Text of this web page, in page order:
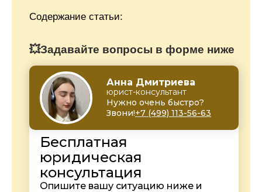
Содержание статьи:
💥Задавайте вопросы в форме ниже